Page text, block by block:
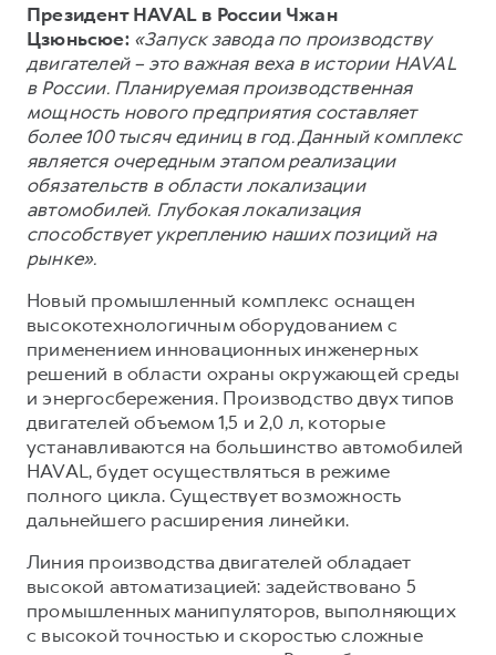
Президент HAVAL в России Чжан
Цзюньсюе: «Запуск завода по производству
двигателей – это важная веха в истории HAVAL
в России. Планируемая производственная
мощность нового предприятия составляет
более 100 тысяч единиц в год. Данный комплекс
является очередным этапом реализации
обязательств в области локализации
автомобилей. Глубокая локализация
способствует укреплению наших позиций на
рынке».
Новый промышленный комплекс оснащен
высокотехнологичным оборудованием с
применением инновационных инженерных
решений в области охраны окружающей среды
и энергосбережения. Производство двух типов
двигателей объемом 1,5 и 2,0 л, которые
устанавливаются на большинство автомобилей
HAVAL, будет осуществляться в режиме
полного цикла. Существует возможность
дальнейшего расширения линейки.
Линия производства двигателей обладает
высокой автоматизацией: задействовано 5
промышленных манипуляторов, выполняющих
с высокой точностью и скоростью сложные